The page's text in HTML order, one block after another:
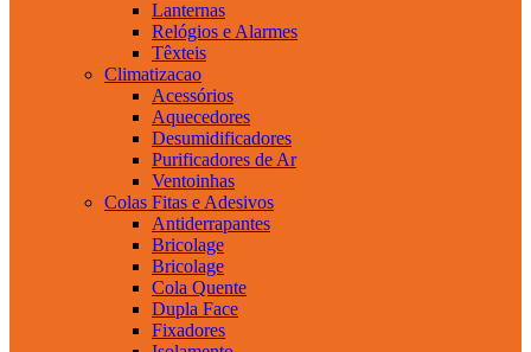
Lanternas
Relógios e Alarmes
Têxteis
Climatizacao
Acessórios
Aquecedores
Desumidificadores
Purificadores de Ar
Ventoinhas
Colas Fitas e Adesivos
Antiderrapantes
Bricolage
Bricolage
Cola Quente
Dupla Face
Fixadores